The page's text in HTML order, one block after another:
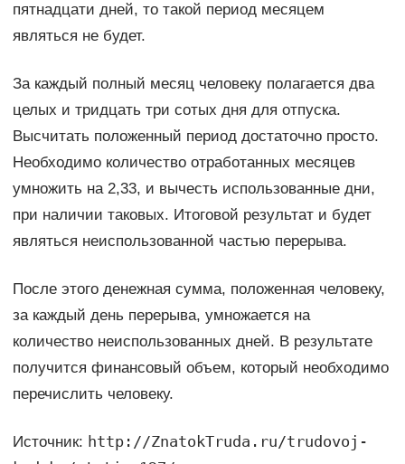
пятнадцати дней, то такой период месяцем
являться не будет.
За каждый полный месяц человеку полагается два
целых и тридцать три сотых дня для отпуска.
Высчитать положенный период достаточно просто.
Необходимо количество отработанных месяцев
умножить на 2,33, и вычесть использованные дни,
при наличии таковых. Итоговой результат и будет
являться неиспользованной частью перерыва.
После этого денежная сумма, положенная человеку,
за каждый день перерыва, умножается на
количество неиспользованных дней. В результате
получится финансовый объем, который необходимо
перечислить человеку.
Источник: http://ZnatokTruda.ru/trudovoj-